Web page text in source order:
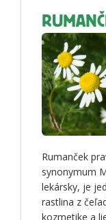
Rumanček
synonymum
lekársky, je
rastlina z
kozmetike a